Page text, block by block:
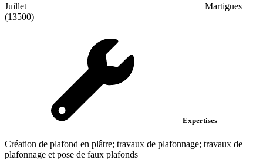
Juillet
Martigues
(13500)
Expertises
Création de plafond en plâtre; travaux de plafonnage; travaux de
plafonnage et pose de faux plafonds